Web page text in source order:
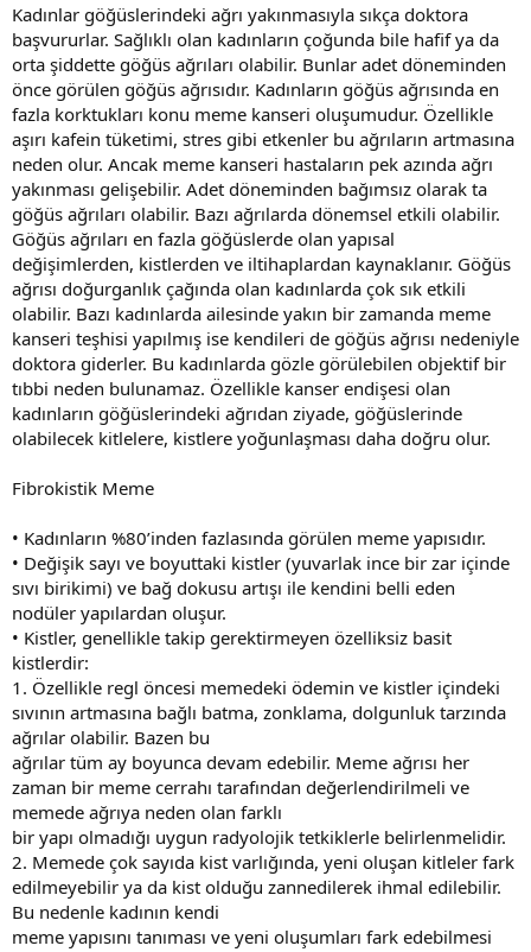
Kadınlar göğüslerindeki ağrı yakınmasıyla sıkça doktora
başvururlar. Sağlıklı olan kadınların çoğunda bile hafif ya da
orta şiddette göğüs ağrıları olabilir. Bunlar adet döneminden
önce görülen göğüs ağrısıdır. Kadınların göğüs ağrısında en
fazla korktukları konu meme kanseri oluşumudur. Özellikle
aşırı kafein tüketimi, stres gibi etkenler bu ağrıların artmasına
neden olur. Ancak meme kanseri hastaların pek azında ağrı
yakınması gelişebilir. Adet döneminden bağımsız olarak ta
göğüs ağrıları olabilir. Bazı ağrılarda dönemsel etkili olabilir.
Göğüs ağrıları en fazla göğüslerde olan yapısal
değişimlerden, kistlerden ve iltihaplardan kaynaklanır. Göğüs
ağrısı doğurganlık çağında olan kadınlarda çok sık etkili
olabilir. Bazı kadınlarda ailesinde yakın bir zamanda meme
kanseri teşhisi yapılmış ise kendileri de göğüs ağrısı nedeniyle
doktora giderler. Bu kadınlarda gözle görülebilen objektif bir
tıbbi neden bulunamaz. Özellikle kanser endişesi olan
kadınların göğüslerindeki ağrıdan ziyade, göğüslerinde
olabilecek kitlelere, kistlere yoğunlaşması daha doğru olur.
Fibrokistik Meme
• Kadınların %80’inden fazlasında görülen meme yapısıdır.
• Değişik sayı ve boyuttaki kistler (yuvarlak ince bir zar içinde
sıvı birikimi) ve bağ dokusu artışı ile kendini belli eden
nodüler yapılardan oluşur.
• Kistler, genellikle takip gerektirmeyen özelliksiz basit
kistlerdir:
1. Özellikle regl öncesi memedeki ödemin ve kistler içindeki
sıvının artmasına bağlı batma, zonklama, dolgunluk tarzında
ağrılar olabilir. Bazen bu
ağrılar tüm ay boyunca devam edebilir. Meme ağrısı her
zaman bir meme cerrahı tarafından değerlendirilmeli ve
memede ağrıya neden olan farklı
bir yapı olmadığı uygun radyolojik tetkiklerle belirlenmelidir.
2. Memede çok sayıda kist varlığında, yeni oluşan kitleler fark
edilmeyebilir ya da kist olduğu zannedilerek ihmal edilebilir.
Bu nedenle kadının kendi
meme yapısını tanıması ve yeni oluşumları fark edebilmesi